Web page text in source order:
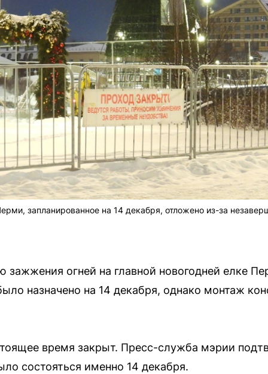
запланированное на 14 декабря, отложено из-за
огней на главной новогодней елке
назначено на 14 декабря, однако монтаж
время закрыт. Пресс-служба мэрии
состояться именно 14 декабря.